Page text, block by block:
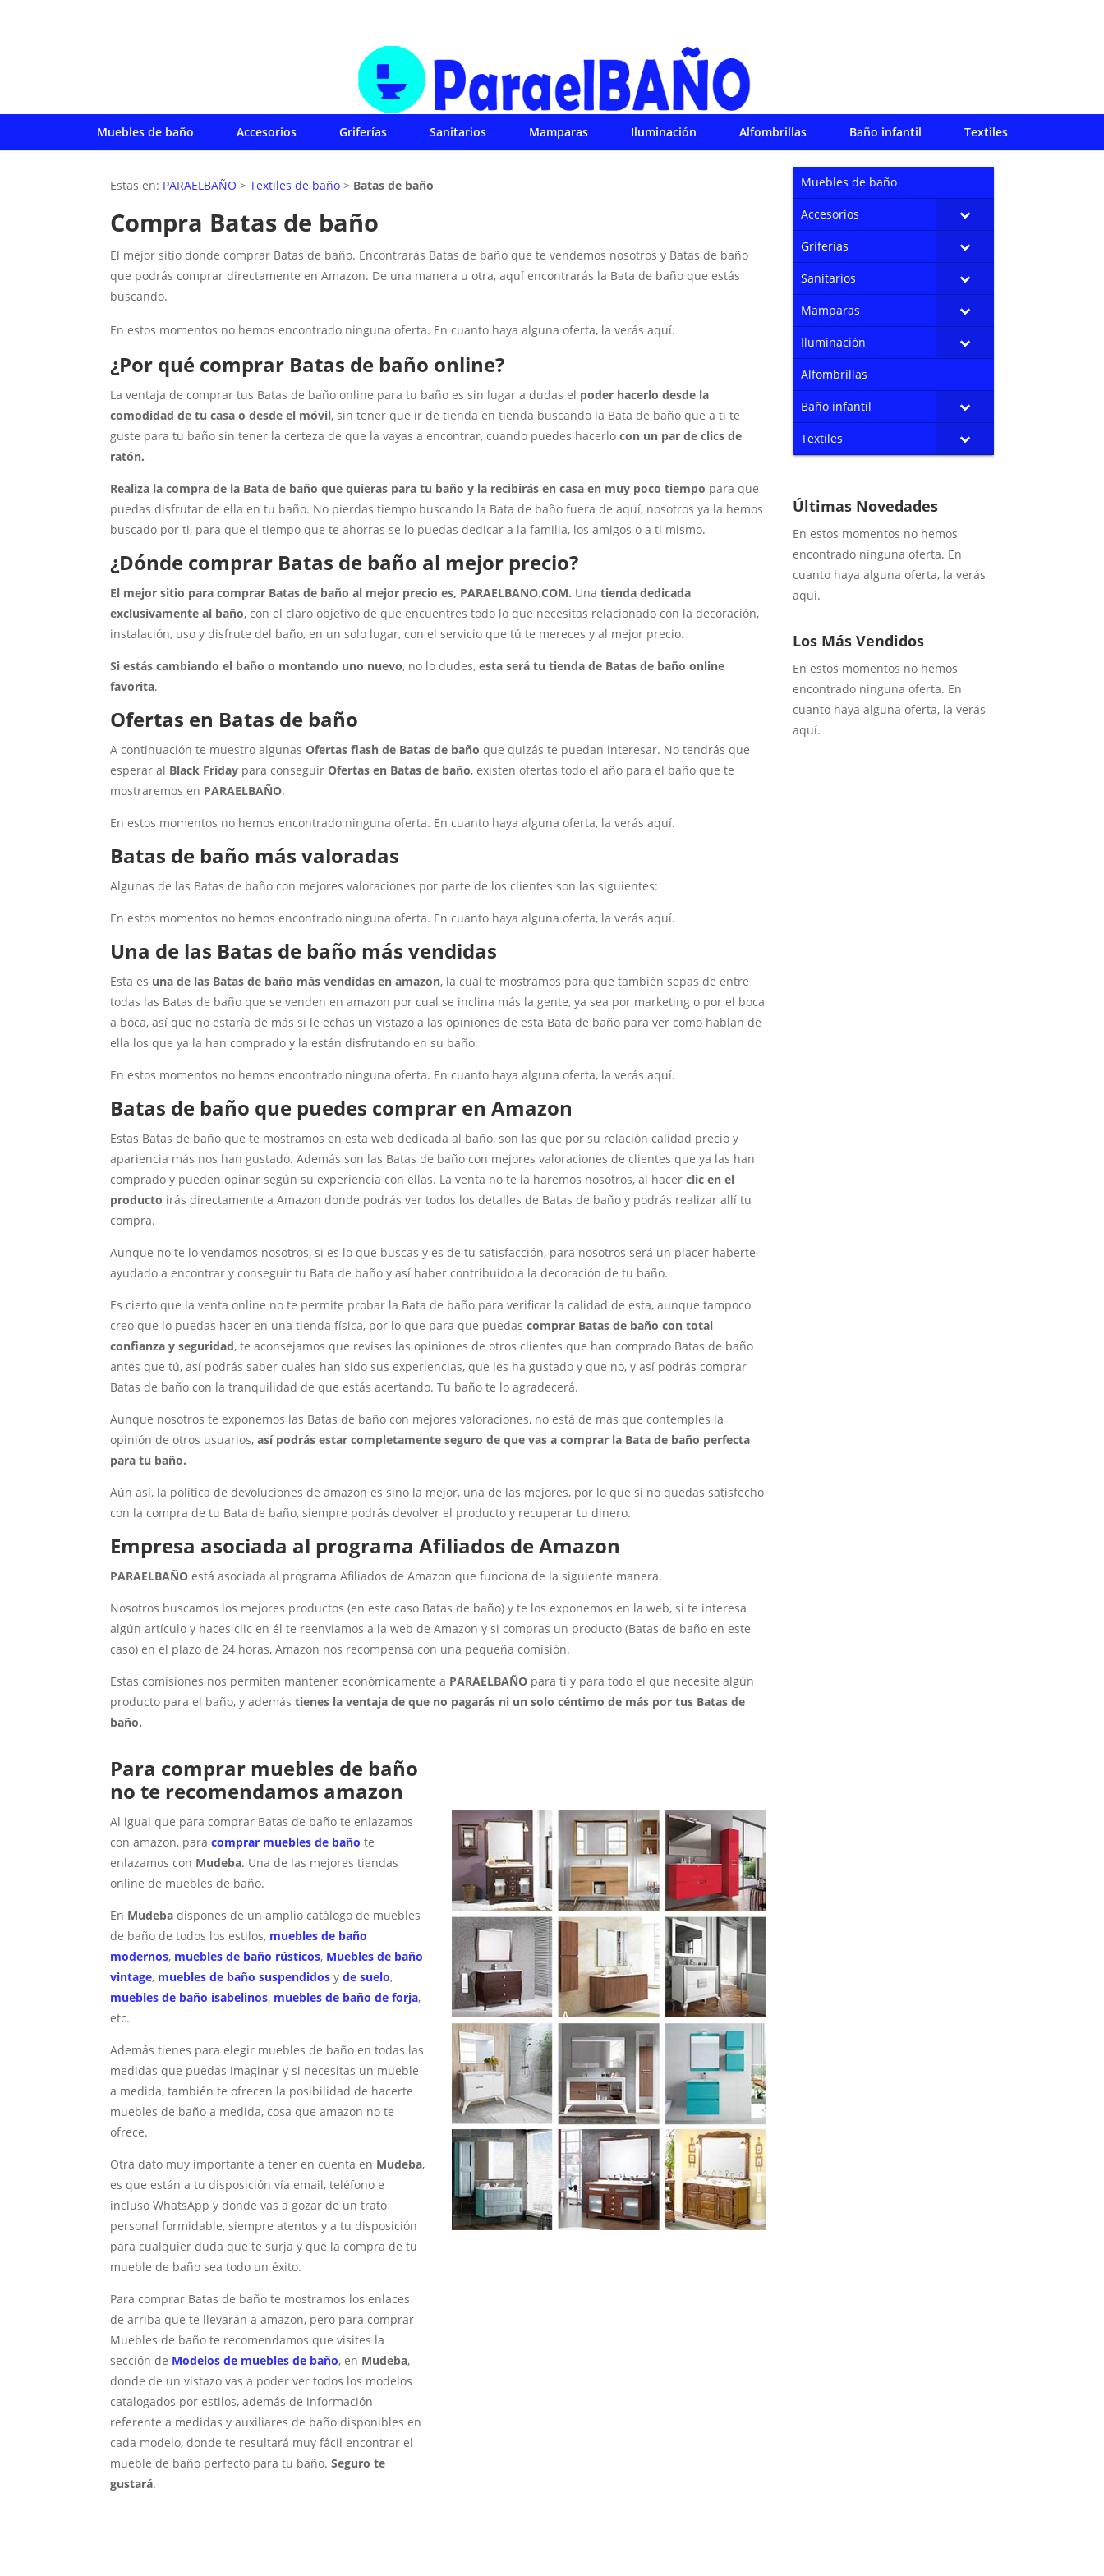
Muebles de baño Accesorios Griferías Sanitarios Mamparas Iluminación Alfombrillas Baño infantil Textiles
Estas en: PARAELBAÑO >Textiles de baño > Batas de baño
Compra Batas de baño
El mejor sitio donde comprar Batas de baño. Encontrarás Batas de baño que te vendemos nosotros y Batas de baño
que podrás comprar directamente en Amazon. De una manera u otra, aquí encontrarás la Bata de baño que estás
buscando.
En estos momentos no hemos encontrado ninguna oferta. En cuanto haya alguna oferta, la verás aquí.
¿Por qué comprar Batas de baño online?
La ventaja de comprar tus Batas de baño online para tu baño es sin lugar a dudas el poder hacerlo desde la
comodidad de tu casa o desde el móvil, sin tener que ir de tienda en tienda buscando la Bata de baño que a ti te
guste para tu baño sin tener la certeza de que la vayas a encontrar, cuando puedes hacerlocon un par de clics de
ratón.
Realiza la compra de la Bata de baño que quieras para tu baño y la recibirás en casa en muy poco tiempo para que
puedas disfrutar de ella en tu baño. No pierdas tiempo buscando la Bata de baño fuera de aquí, nosotros ya la hemos
buscado por ti, para que el tiempo que te ahorras se lo puedas dedicar a la familia, los amigos o a ti mismo.
¿Dónde comprar Batas de baño al mejor precio?
El mejor sitio para comprar Batas de baño al mejor precio es, PARAELBANO.COM. Unatienda dedicada
exclusivamente al baño, con el claro objetivo de que encuentres todo lo que necesitas relacionado con la decoración,
instalación, uso y disfrute del baño, en un solo lugar, con el servicio que tú te mereces y al mejor precio.
Si estás cambiando el baño o montando uno nuevo, no lo dudes,esta será tu tienda de Batas de baño online
favorita.
Ofertas en Batas de baño
A continuación te muestro algunasOfertas flash de Batas de bañoque quizás te puedan interesar. No tendrás que
esperar al Black Friday para conseguirOfertas en Batas de baño, existen ofertas todo el año para el baño que te
mostraremos en PARAELBAÑO.
En estos momentos no hemos encontrado ninguna oferta. En cuanto haya alguna oferta, la verás aquí.
Batas de baño más valoradas
Algunas de las Batas de baño con mejores valoraciones por parte de los clientes son las siguientes:
En estos momentos no hemos encontrado ninguna oferta. En cuanto haya alguna oferta, la verás aquí.
Una de las Batas de baño más vendidas
Esta es una de las Batas de baño más vendidas en amazon, la cual te mostramos para que también sepas de entre
todas las Batas de baño que se venden en amazon por cual se inclina más la gente, ya sea por marketing o por el boca
a boca, así que no estaría de más si le echas un vistazo a las opiniones de esta Bata de baño para ver como hablan de
ella los que ya la han comprado y la están disfrutando en su baño.
En estos momentos no hemos encontrado ninguna oferta. En cuanto haya alguna oferta, la verás aquí.
Batas de baño que puedes comprar en Amazon
Estas Batas de baño que te mostramos en esta web dedicada al baño, son las que por su relación calidad precio y
apariencia más nos han gustado. Además son las Batas de baño con mejores valoraciones de clientes que ya las han
comprado y pueden opinar según su experiencia con ellas. La venta no te la haremos nosotros, al hacerclic en el
producto irás directamente a Amazon donde podrás ver todos los detalles de Batas de baño y podrás realizar allí tu
compra.
Aunque no te lo vendamos nosotros, si es lo que buscas y es de tu satisfacción, para nosotros será un placer haberte
ayudado a encontrar y conseguir tu Bata de baño y así haber contribuido a la decoración de tu baño.
Es cierto que la venta online no te permite probar la Bata de baño para verificar la calidad de esta, aunque tampoco
creo que lo puedas hacer en una tienda física, por lo que para que puedascomprar Batas de baño con total
confianza y seguridad, te aconsejamos que revises las opiniones de otros clientes que han comprado Batas de baño
antes que tú, así podrás saber cuales han sido sus experiencias, que les ha gustado y que no, y así podrás comprar
Batas de baño con la tranquilidad de que estás acertando. Tu baño te lo agradecerá.
Aunque nosotros te exponemos las Batas de baño con mejores valoraciones, no está de más que contemples la
opinión de otros usuarios,así podrás estar completamente seguro de que vas a comprar la Bata de baño perfecta
para tu baño.
Aún así, la política de devoluciones de amazon es sino la mejor, una de las mejores, por lo que si no quedas satisfecho
con la compra de tu Bata de baño, siempre podrás devolver el producto y recuperar tu dinero.
Empresa asociada al programa Afiliados de Amazon
PARAELBAÑO está asociada al programa Afiliados de Amazon que funciona de la siguiente manera.
Nosotros buscamos los mejores productos (en este caso Batas de baño) y te los exponemos en la web, si te interesa
algún artículo y haces clic en él te reenviamos a la web de Amazon y si compras un producto (Batas de baño en este
caso) en el plazo de 24 horas, Amazon nos recompensa con una pequeña comisión.
Estas comisiones nos permiten mantener económicamente a PARAELBAÑO para ti y para todo el que necesite algún
producto para el baño, y ademástienes la ventaja de que no pagarás ni un solo céntimo de más por tus Batas de
baño.
Para comprar muebles de baño
no te recomendamos amazon
Al igual que para comprar Batas de baño te enlazamos
con amazon, paracomprar muebles de baño te
enlazamos con Mudeba. Una de las mejores tiendas
online de muebles de baño.
En Mudeba dispones de un amplio catálogo de muebles
de baño de todos los estilos, muebles de baño
modernos, muebles de baño rústicos, Muebles de baño
vintage, muebles de baño suspendidos yde suelo,
muebles de baño isabelinos, muebles de baño de forja,
etc.
Además tienes para elegir muebles de baño en todas las
medidas que puedas imaginar y si necesitas un mueble
a medida, también te ofrecen la posibilidad de hacerte
muebles de baño a medida, cosa que amazon no te
ofrece.
Otra dato muy importante a tener en cuenta en Mudeba,
es que están a tu disposición vía email, teléfono e
incluso WhatsApp y donde vas a gozar de un trato
personal formidable, siempre atentos y a tu disposición
para cualquier duda que te surja y que la compra de tu
mueble de baño sea todo un éxito.
Para comprar Batas de baño te mostramos los enlaces
de arriba que te llevarán a amazon, pero para comprar
Muebles de baño te recomendamos que visites la
sección de Modelos de muebles de baño, en Mudeba,
donde de un vistazo vas a poder ver todos los modelos
catalogados por estilos, además de información
referente a medidas y auxiliares de baño disponibles en
cada modelo, donde te resultará muy fácil encontrar el
mueble de baño perfecto para tu baño.Seguro te
gustará.
Muebles de baño
Accesorios
Griferías
Sanitarios
Mamparas
Iluminación
Alfombrillas
Baño infantil
Textiles
Últimas Novedades
En estos momentos no hemos
encontrado ninguna oferta. En
cuanto haya alguna oferta, la verás
aquí.
Los Más Vendidos
En estos momentos no hemos
encontrado ninguna oferta. En
cuanto haya alguna oferta, la verás
aquí.